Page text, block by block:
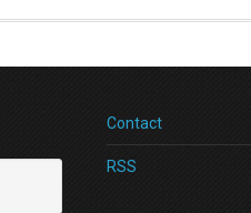
Contact
RSS